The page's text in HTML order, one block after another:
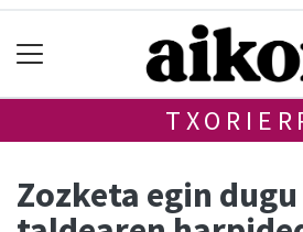
Zozketa egin